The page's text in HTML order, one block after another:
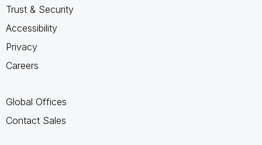
Trust & Security
Accessibility
Privacy
Careers
Global Offices
Contact Sales